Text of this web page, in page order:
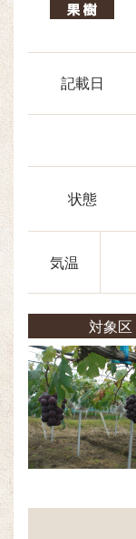
記載日
状態
気温
対象区